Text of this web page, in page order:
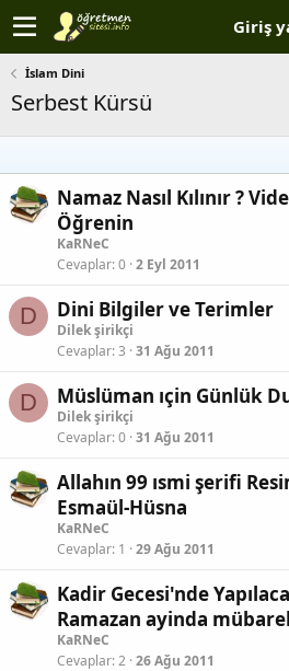
Giriş
İslam Dini
Serbest Kürsü
Namaz Nasıl Kılınır ?
Öğrenin
KaRNeC
Cevaplar 0 2 Eyl 2011
D Dini Bilgiler ve Terimler
Dilek şirikçi
Cevaplar 3 31 Ağu 2011
D Müslüman ıçin Günlük
Dilek şirikçi
Cevaplar 0 31 Ağu 2011
Allahın 99 ısmi şerifi
Esmaül-Hüsna
KaRNeC
Cevaplar 1 29 Ağu 2011
Kadir Gecesi'nde
Ramazan ayinda
KaRNeC
Cevaplar 2 26 Ağu 2011